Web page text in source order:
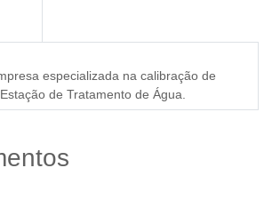
especializada na calibração de
de Tratamento de Água.